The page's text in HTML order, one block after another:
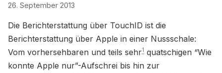
26. September 2013
Die Berichterstattung über TouchID ist die
Berichterstattung über Apple in einer Nussschale:
Vom vorhersehbaren und teils sehr1 quatschigen “Wie
konnte Apple nur”-Aufschrei bis hin zur